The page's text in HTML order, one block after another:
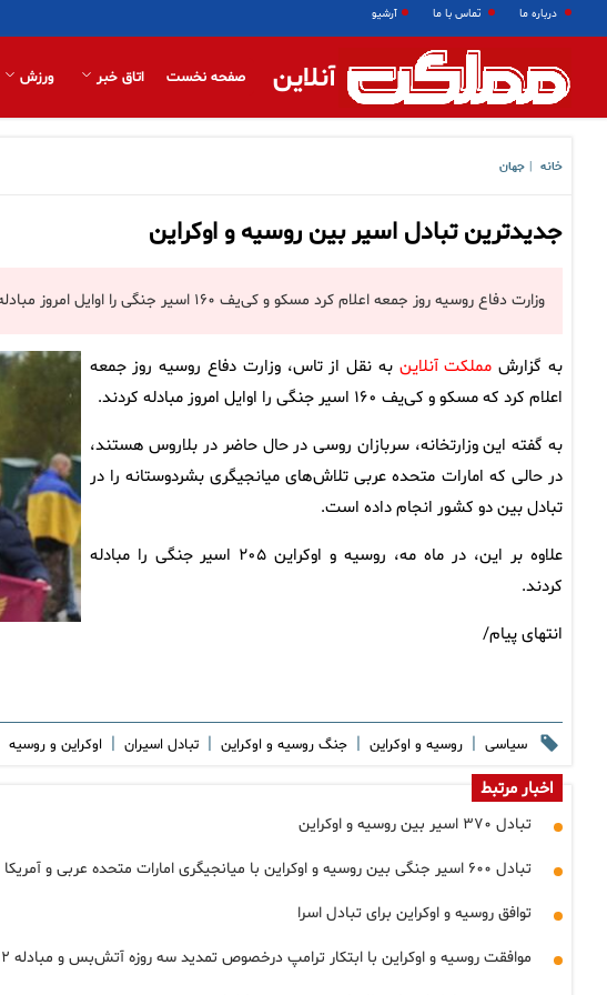
درباره ما تماس با ما آرشیو
آنلاین صفحه نخست اتاق خبر ورزش
خانه جهان
جدیدترین تبادل اسیر بین روسیه و اوکراین
وزارت دفاع روسیه روز جمعه اعلام کرد مسکو و کی‌یف ۱۶۰ اسیر جنگی را اوایل امروز مبادله کردند.
به گزارش مملکت آنلاینبه نقل از تاس، وزارت دفاع روسیه روز جمعه
اعلام کرد که مسکو و کی‌یف ۱۶۰ اسیر جنگی را اوایل امروز مبادله کردند.
به گفته این وزارتخانه، سربازان روسی در حال حاضر در بلاروس هستند،
در حالی که امارات متحده عربی تلاش‌های میانجیگری بشردوستانه را در
تبادل بین دو کشور انجام داده است.
علاوه بر این، در ماه مه، روسیه و اوکراین ۲۰۵ اسیر جنگی را مبادله
کردند.
انتهای پیام/
سیاسی | روسیه و اوکراین | جنگ روسیه و اوکراین | تبادل اسیران | اوکراین و روسیه
اخبار مرتبط
تبادل ۳۷۰ اسیر بین روسیه و اوکراین
تبادل ۶۰۰ اسیر جنگی بین روسیه و اوکراین با میانجیگری امارات متحده عربی و آمریکا
توافق روسیه و اوکراین برای تبادل اسرا
موافقت روسیه و اوکراین با ابتکار ترامپ درخصوص تمدید سه روزه آتش‌بس و مبادله ۲ هزار اسیر جنگی